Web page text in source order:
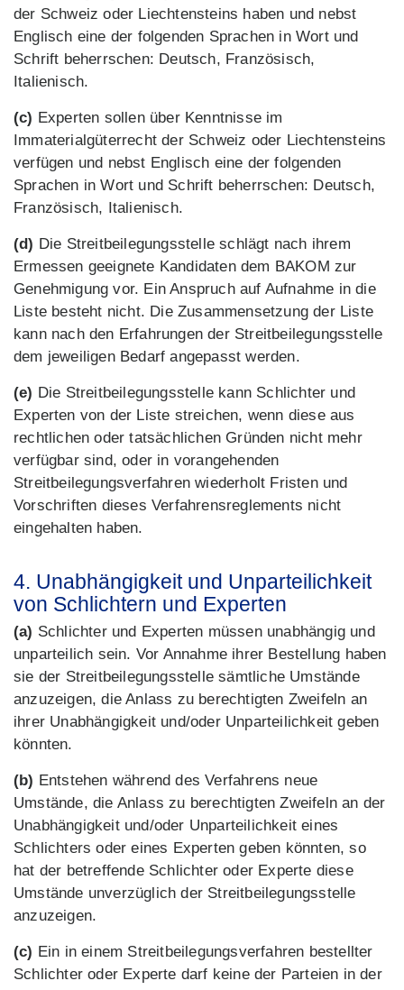
der Schweiz oder Liechtensteins haben und nebst
Englisch eine der folgenden Sprachen in Wort und
Schrift beherrschen: Deutsch, Französisch,
Italienisch.
(c) Experten sollen über Kenntnisse im
Immaterialgüterrecht der Schweiz oder Liechtensteins
verfügen und nebst Englisch eine der folgenden
Sprachen in Wort und Schrift beherrschen: Deutsch,
Französisch, Italienisch.
(d) Die Streitbeilegungsstelle schlägt nach ihrem
Ermessen geeignete Kandidaten dem BAKOM zur
Genehmigung vor. Ein Anspruch auf Aufnahme in die
Liste besteht nicht. Die Zusammensetzung der Liste
kann nach den Erfahrungen der Streitbeilegungsstelle
dem jeweiligen Bedarf angepasst werden.
(e) Die Streitbeilegungsstelle kann Schlichter und
Experten von der Liste streichen, wenn diese aus
rechtlichen oder tatsächlichen Gründen nicht mehr
verfügbar sind, oder in vorangehenden
Streitbeilegungsverfahren wiederholt Fristen und
Vorschriften dieses Verfahrensreglements nicht
eingehalten haben.
4. Unabhängigkeit und Unparteilichkeit
von Schlichtern und Experten
(a) Schlichter und Experten müssen unabhängig und
unparteilich sein. Vor Annahme ihrer Bestellung haben
sie der Streitbeilegungsstelle sämtliche Umstände
anzuzeigen, die Anlass zu berechtigten Zweifeln an
ihrer Unabhängigkeit und/oder Unparteilichkeit geben
könnten.
(b) Entstehen während des Verfahrens neue
Umstände, die Anlass zu berechtigten Zweifeln an der
Unabhängigkeit und/oder Unparteilichkeit eines
Schlichters oder eines Experten geben könnten, so
hat der betreffende Schlichter oder Experte diese
Umstände unverzüglich der Streitbeilegungsstelle
anzuzeigen.
(c) Ein in einem Streitbeilegungsverfahren bestellter
Schlichter oder Experte darf keine der Parteien in der